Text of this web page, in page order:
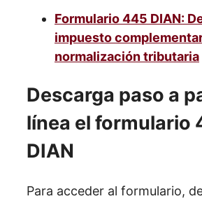
Formulario 445 DIAN:
impuesto
normalización tributaria
Descarga paso a
línea el formulario
DIAN
Para acceder al formulario,